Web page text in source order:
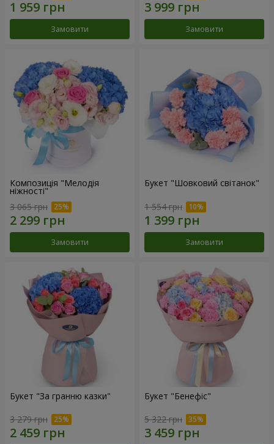
Замовити Замовити
Композиція "Мелодія
ніжності"
3 065 грн
Замовити
Букет "Шовковий світанок"
1 554 грн
Замовити
Букет "За гранню казки"
3 279 грн
Букет "Бенефіс"
5 322 грн